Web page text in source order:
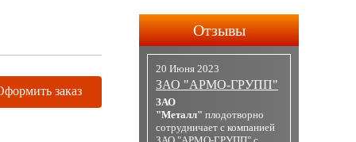
заказ
Отзывы
20 Июня 2023
ЗАО "АРМО-ГРУПП"
ЗАО
"Металл" плодотворно
сотрудничает с компанией